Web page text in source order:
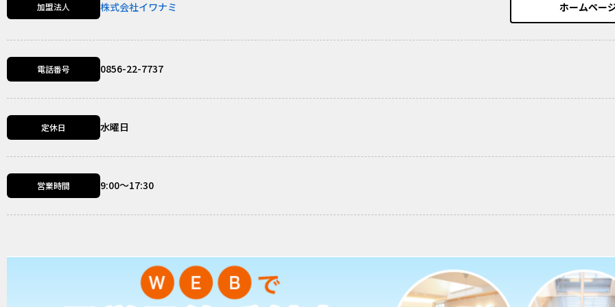
加盟法人 株式会社イワナミ ホームペー
電話番号 0856-22-7737
定休日 水曜日
営業時間 9:00～17:30